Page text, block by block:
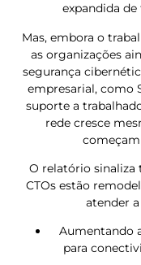
expandida
Mas, embora o
as organizações
segurança
empresarial, como
suporte a
rede cresce
O relatório sinaliza
CTOs estão
atender
Aumentando
para